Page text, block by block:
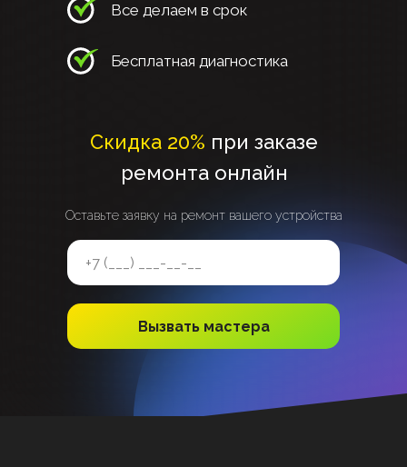
Все делаем в срок
Бесплатная диагностика
Скидка 20% при заказе
ремонта онлайн
Оставьте заявку на ремонт вашего устройства
Вызвать мастера